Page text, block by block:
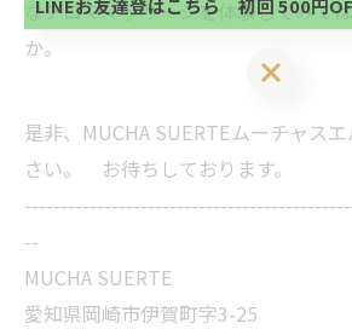
なアロママッサージを体験してみて
か。
是非、MUCHA SUERTEムーチャス
さい。 お待ちしております。
--
MUCHA SUERTE
愛知県岡崎市伊賀町字3-25
い。
LINEお友達登はこちら 初回 500円